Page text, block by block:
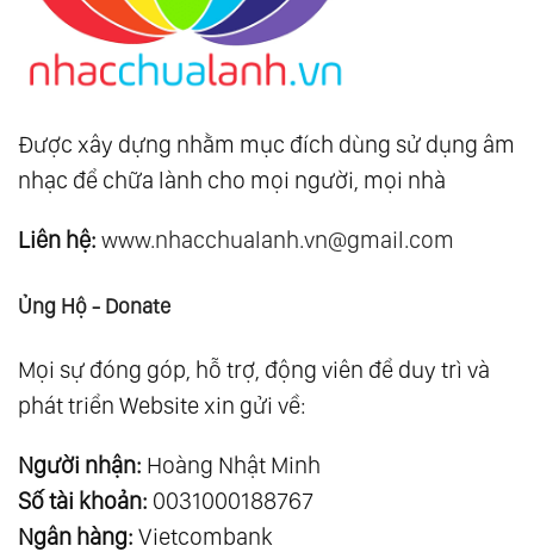
Được xây dựng nhằm mục đích dùng sử dụng âm
nhạc để chữa lành cho mọi người, mọi nhà
Liên hệ: www.nhacchualanh.vn@gmail.com
Ủng Hộ - Donate
Mọi sự đóng góp, hỗ trợ, động viên để duy trì và
phát triển Website xin gửi về:
Người nhận: Hoàng Nhật Minh
Số tài khoản: 0031000188767
Ngân hàng: Vietcombank